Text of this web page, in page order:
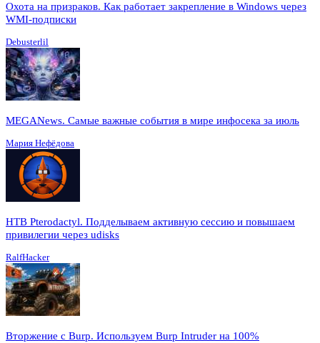
Охота на призраков. Как работает закрепление в Windows через
WMI-подписки
Debusterlil
MEGANews. Cамые важные события в мире инфосека за июль
Мария Нефёдова
HTB Pterodactyl. Подделываем активную сессию и повышаем
привилегии через udisks
RalfHacker
Вторжение с Burp. Используем Burp Intruder на 100%